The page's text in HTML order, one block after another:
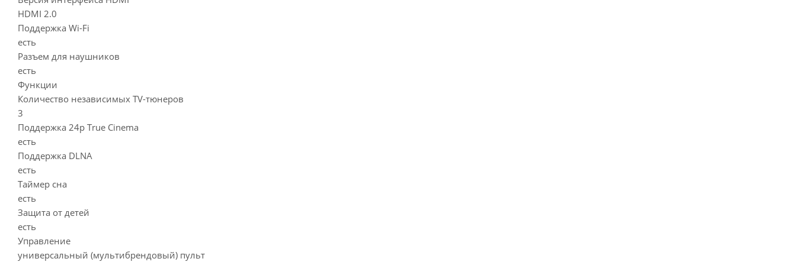
HDMI 2.0
Поддержка Wi-Fi
есть
Разъем для наушников
есть
Функции
Количество независимых TV-тюнеров
3
Поддержка 24p True Cinema
есть
Поддержка DLNA
есть
Таймер сна
есть
Защита от детей
есть
Управление
универсальный (мультибрендовый) пульт